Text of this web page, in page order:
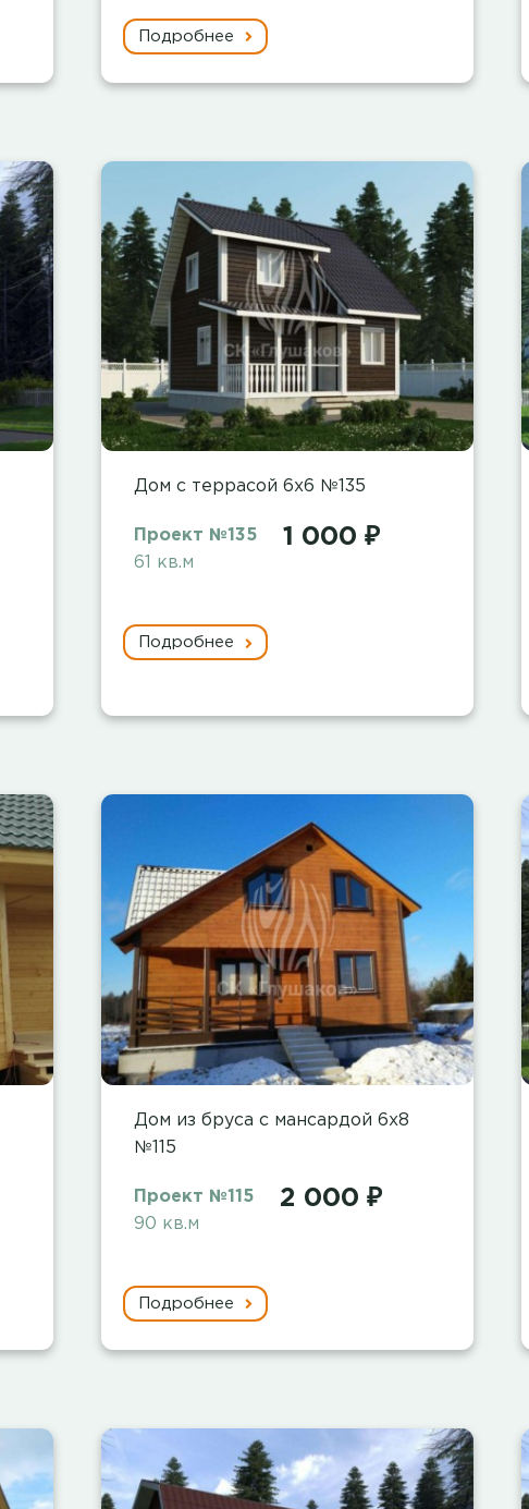
Подробнее
Дом с террасой 6х6 №135
Проект №135
61 кв.м
1 000 ₽
Подробнее
Дом из бруса с мансардой 6х8
№115
Проект №115
90 кв.м
2 000 ₽
Подробнее